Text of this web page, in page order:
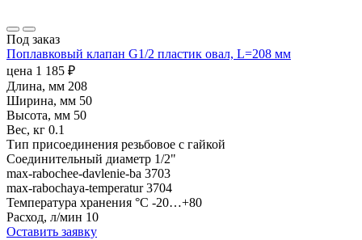
Под заказ
Поплавковый клапан G1/2 пластик овал, L=208 мм
цена 1 185 ₽
Длина, мм 208
Ширина, мм 50
Высота, мм 50
Вес, кг 0.1
Тип присоединения резьбовое с гайкой
Cоединительный диаметр 1/2"
max-rabochee-davlenie-ba 3703
max-rabochaya-temperatur 3704
Температура хранения °С -20…+80
Расход, л/мин 10
Оставить заявку